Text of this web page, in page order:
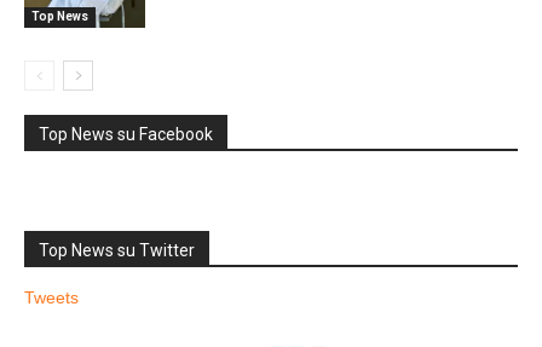
Top News
Top News su Facebook
Top News su Twitter
Tweets